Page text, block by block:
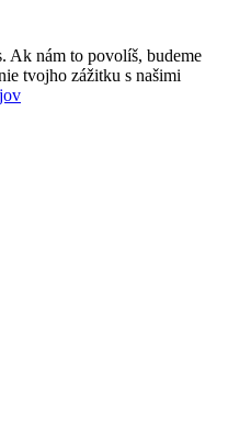
Ak nám to povolíš, budeme
tvojho zážitku s našimi